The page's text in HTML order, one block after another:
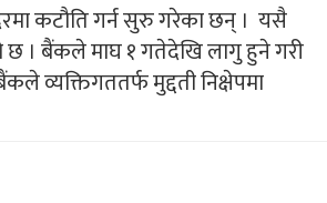
कटौति गर्न सुरु गरेका छन् । यसै
छ । बैंकले माघ १ गतेदेखि लागु हुने गरी
व्यक्तिगततर्फ मुद्दती निक्षेपमा